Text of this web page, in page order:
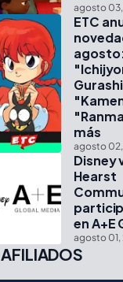
agosto
ETC
más
agosto
Disney
Hearst
en A+E
agosto 01,
AFILIADOS